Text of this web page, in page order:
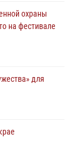
охраны
на фестивале
для